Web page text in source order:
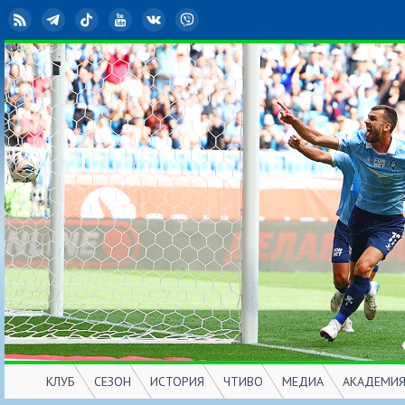
RSS TelegramTikTok YouTubeВКонтакте
КЛУБ
СЕЗОН
ИСТОРИЯ
ЧТИВО
МЕДИА
АКАДЕМИЯ